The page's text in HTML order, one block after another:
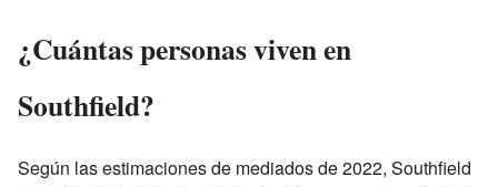
¿Cuántas personas viven en
Southfield?
Según las estimaciones de mediados de 2022, Southfield